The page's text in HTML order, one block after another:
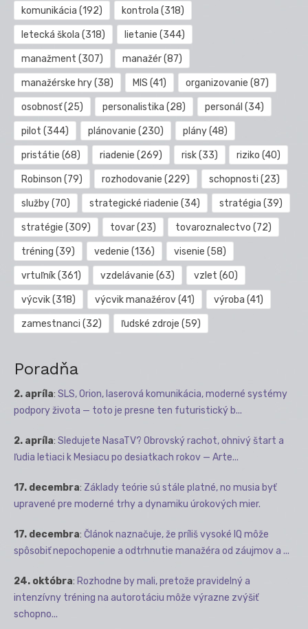
komunikácia (192) kontrola (318)
letecká škola (318) lietanie (344)
manažment (307) manažér(87)
manažérske hry(38) MIS (41) organizovanie (87)
osobnosť(25) personalistika (28) personál (34)
pilot (344) plánovanie (230) plány(48)
pristátie (68) riadenie (269) risk(33) riziko (40)
Robinson (79) rozhodovanie (229) schopnosti (23)
služby(70) strategické riadenie (34) stratégia (39)
stratégie (309) tovar(23) tovaroznalectvo (72)
tréning (39) vedenie (136) visenie (58)
vrtuľník(361) vzdelávanie (63) vzlet (60)
výcvik(318) výcvik manažérov(41) výroba (41)
zamestnanci (32) ľudské zdroje (59)
Poradňa
2. apríla: SLS, Orion, laserová komunikácia, moderné systémy
podpory života — toto je presne ten futuristický b...
2. apríla: Sledujete NasaTV? Obrovský rachot, ohnivý štart a
ľudia letiaci k Mesiacu po desiatkach rokov — Arte...
17. decembra: Základy teórie sú stále platné, no musia byť
upravené pre moderné trhy a dynamiku úrokových mier.
17. decembra: Článok naznačuje, že príliš vysoké IQ môže
spôsobiť nepochopenie a odtrhnutie manažéra od záujmov a ...
24. októbra: Rozhodne by mali, pretože pravidelný a
intenzívny tréning na autorotáciu môže výrazne zvýšiť
schopno...